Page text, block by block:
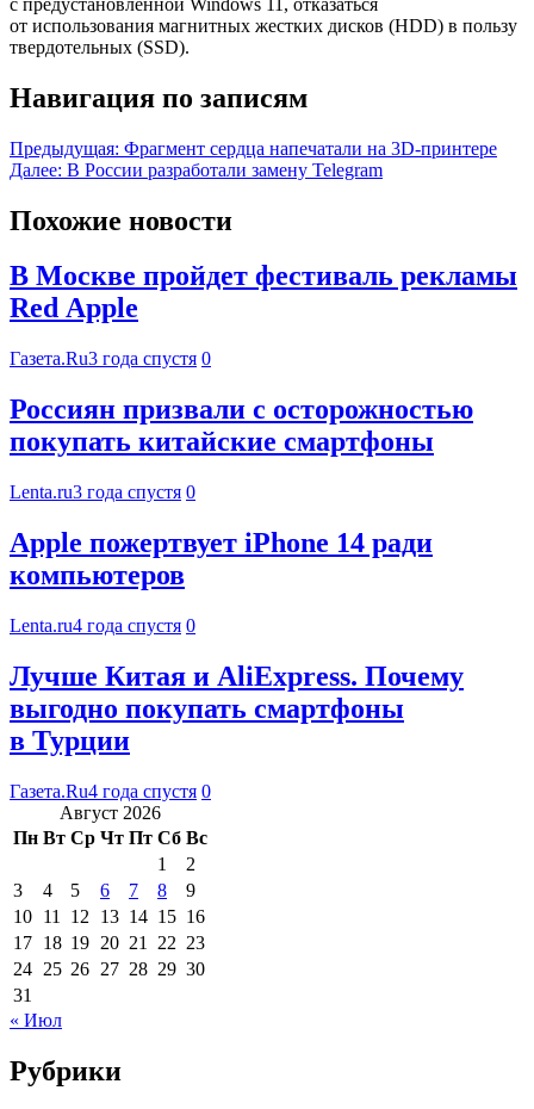
от использования магнитных жестких дисков (HDD) в пользу
твердотельных (SSD).
Навигация по записям
Предыдущая: Фрагмент сердца напечатали на 3D-принтере
Далее: В России разработали замену Telegram
Похожие новости
В Москве пройдет фестиваль рекламы
Red Apple
Газета.Ru3 года спустя 0
Россиян призвали с осторожностью
покупать китайские смартфоны
Lenta.ru3 года спустя 0
Apple пожертвует iPhone 14 ради
компьютеров
Lenta.ru4 года спустя 0
Лучше Китая и AliExpress. Почему
выгодно покупать смартфоны
в Турции
Газета.Ru4 года спустя 0
Август 2026
Пн Вт Ср Чт Пт Сб Вс
1
2
3
4 5 6 7 8
9
10 11 12 13 14 15 16
17 18 19 20 21 22 23
24 25 26 27 28 29 30
31
« Июл
Рубрики